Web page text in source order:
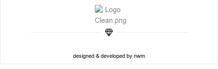
designed & developed by nwm